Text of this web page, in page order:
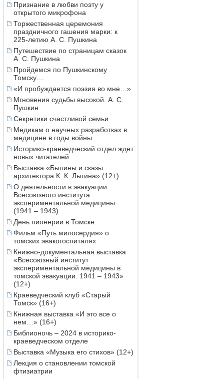
Признание в любви поэту у
открытого микрофона
Торжественная церемония
праздничного гашения марки: к
225-летию А. С. Пушкина
Путешествие по страницам сказок
А. С. Пушкина
Пройдемся по Пушкинскому
Томску…
«И пробуждается поэзия во мне…»
Мгновения судьбы высокой. А. С.
Пушкин
Секретики счастливой семьи
Медикам о научных разработках в
медицине в годы войны
Историко-краеведческий отдел ждет
новых читателей
Выставка «Былины и сказы
архитектора К. К. Лыгина» (12+)
О деятельности в эвакуации
Всесоюзного института
экспериментальной медицины
(1941 – 1943)
День пионерии в Томске
Фильм «Путь милосердия» о
томских эвакогоспиталях
Книжно-документальная выставка
«Всесоюзный институт
экспериментальной медицины в
томской эвакуации. 1941 – 1943»
(12+)
Краеведческий клуб «Старый
Томск» (16+)
Книжная выставка «И это все о
нем…» (16+)
Библионочь – 2024 в историко-
краеведческом отделе
Выставка «Музыка его стихов» (12+)
Лекция о становлении томской
фтизиатрии